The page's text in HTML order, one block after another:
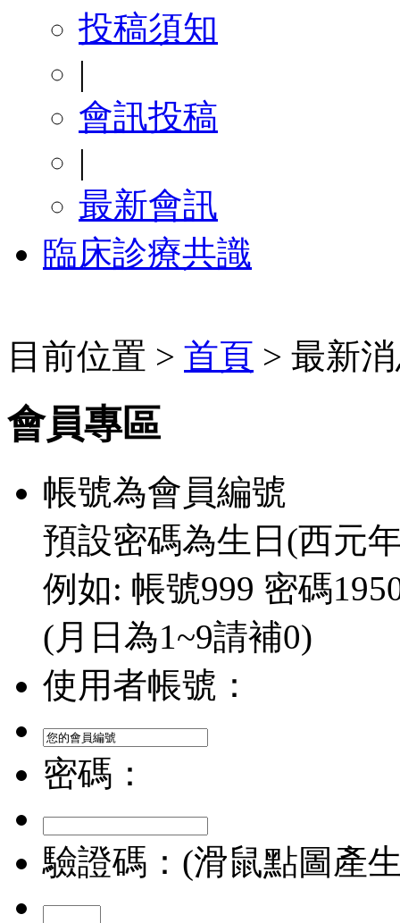
投稿須知
|
會訊投稿
|
最新會訊
臨床診療共識
目前位置 > 首頁 > 最新
會員專區
帳號為會員編號
預設密碼為生日(西元
例如: 帳號999 密碼
(月日為1~9請補0)
使用者帳號：
密碼：
驗證碼：(滑鼠點圖產